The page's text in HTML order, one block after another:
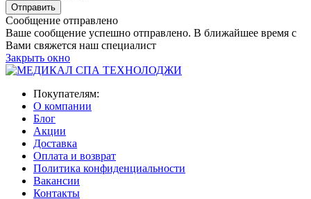
Сообщение отправлено
Ваше сообщение успешно отправлено. В ближайшее время с
Вами свяжется наш специалист
Закрыть окно
Покупателям:
О компании
Блог
Акции
Доставка
Оплата и возврат
Политика конфиденциальности
Вакансии
Контакты